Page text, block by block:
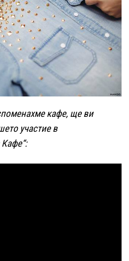
кафе, ще ви
участие в